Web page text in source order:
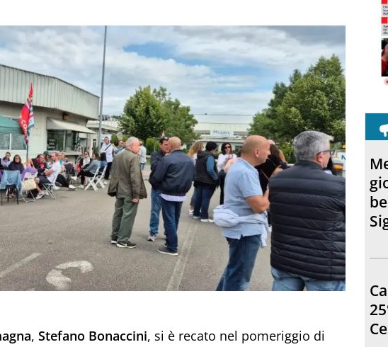
, Stefano Bonaccini, si è recato nel pomeriggio di